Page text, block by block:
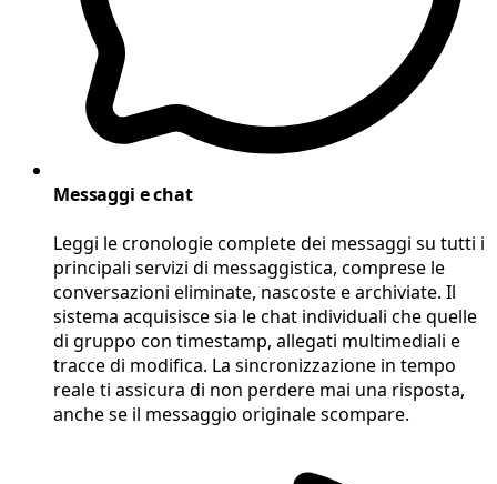
Messaggi e chat
Leggi le cronologie complete dei messaggi su tutti i
principali servizi di messaggistica, comprese le
conversazioni eliminate, nascoste e archiviate. Il
sistema acquisisce sia le chat individuali che quelle
di gruppo con timestamp, allegati multimediali e
tracce di modifica. La sincronizzazione in tempo
reale ti assicura di non perdere mai una risposta,
anche se il messaggio originale scompare.